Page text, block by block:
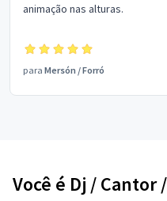
animação nas alturas.
para Mersón /Forró
Você é Dj / Cantor